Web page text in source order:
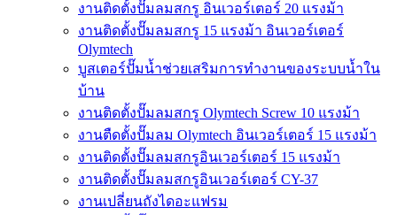
งานติดตั้งปั๊มลมสกรู อินเวอร์เตอร์ 20 แรงม้า
งานติดตั้งปั๊มลมสกรู 15 แรงม้า อินเวอร์เตอร์
Olymtech
บูสเตอร์ปั๊มน้ำช่วยเสริมการทำงานของระบบน้ำใน
บ้าน
งานติดตั้งปั๊มลมสกรู Olymtech Screw 10 แรงม้า
งานตืดตั้งปั๊มลม Olymtech อินเวอร์เตอร์ 15 แรงม้า
งานติดตั้งปั๊มลมสกรูอินเวอร์เตอร์ 15 แรงม้า
งานติดตั้งปั๊มลมสกรูอินเวอร์เตอร์ CY-37
งานเปลี่ยนถังไดอะแฟรม